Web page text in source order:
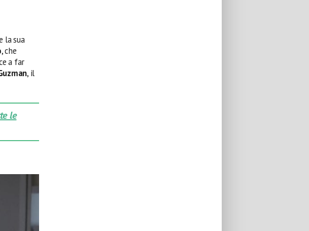
la sua
, che
a far
, il
le